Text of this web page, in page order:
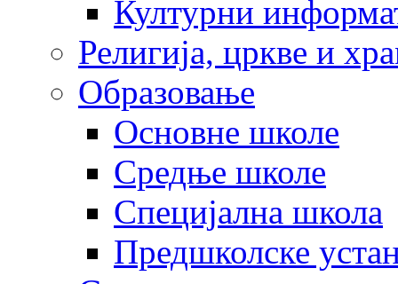
Културни
Религија, цркве и
Образовање
Основне школе
Средње школе
Специјална школа
Предшколске